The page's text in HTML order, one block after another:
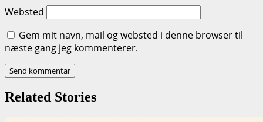
Websted
Gem mit navn, mail og websted i denne browser til
næste gang jeg kommenterer.
Related Stories